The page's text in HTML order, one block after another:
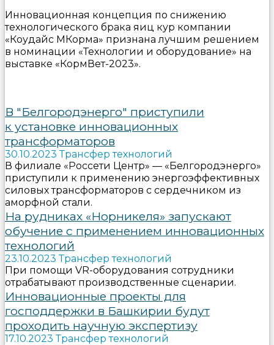
Инновационная концепция по снижению
технологического брака яиц кур компании
«Коудайс МКорма» признана лучшим решением
в номинации «Технологии и оборудование» на
выставке «КормВет-2023».
В "Белгородэнерго" приступили
к установке инновационных
трансформаторов
30.10.2023 Трансфер технологий
В филиале «Россети Центр» — «Белгородэнерго»
приступили к применению энергоэффективных
силовых трансформаторов с сердечником из
аморфной стали.
На рудниках «Норникеля» запускают
обучение с применением инновационных
технологий
23.10.2023 Трансфер технологий
При помощи VR-оборудования сотрудники
отрабатывают производственные сценарии.
Инновационные проекты для
господдержки в Башкирии будут
проходить научную экспертизу
17.10.2023 Трансфер технологий